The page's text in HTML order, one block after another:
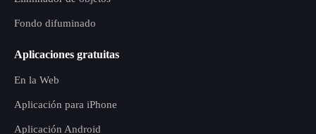
Fondo difuminado
Aplicaciones gratuitas
En la Web
Aplicación para iPhone
Aplicación Android